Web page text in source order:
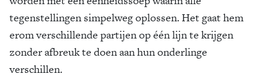
tegenstellingen simpelweg oplossen. Het gaat hem
erom verschillende partijen op één lijn te krijgen
zonder afbreuk te doen aan hun onderlinge
verschillen.